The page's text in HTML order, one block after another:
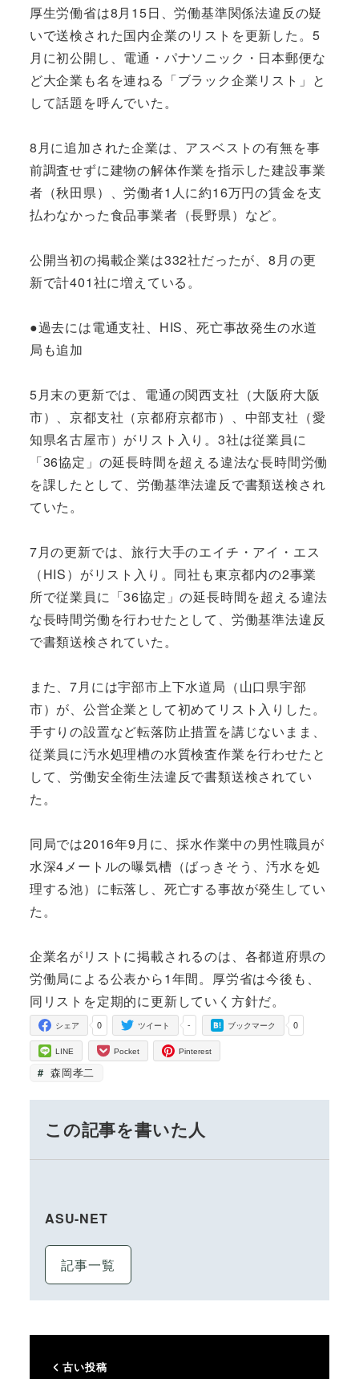
厚生労働省は8月15日、労働基準関係法違反の疑
いで送検された国内企業のリストを更新した。5
月に初公開し、電通・パナソニック・日本郵便な
ど大企業も名を連ねる「ブラック企業リスト」と
して話題を呼んでいた。
8月に追加された企業は、アスベストの有無を事
前調査せずに建物の解体作業を指示した建設事業
者（秋田県）、労働者1人に約16万円の賃金を支
払わなかった食品事業者（長野県）など。
公開当初の掲載企業は332社だったが、8月の更
新で計401社に増えている。
●過去には電通支社、HIS、死亡事故発生の水道
局も追加
5月末の更新では、電通の関西支社（大阪府大阪
市）、京都支社（京都府京都市）、中部支社（愛
知県名古屋市）がリスト入り。3社は従業員に
「36協定」の延長時間を超える違法な長時間労働
を課したとして、労働基準法違反で書類送検され
ていた。
7月の更新では、旅行大手のエイチ・アイ・エス
（HIS）がリスト入り。同社も東京都内の2事業
所で従業員に「36協定」の延長時間を超える違法
な長時間労働を行わせたとして、労働基準法違反
で書類送検されていた。
また、7月には宇部市上下水道局（山口県宇部
市）が、公営企業として初めてリスト入りした。
手すりの設置など転落防止措置を講じないまま、
従業員に汚水処理槽の水質検査作業を行わせたと
して、労働安全衛生法違反で書類送検されてい
た。
同局では2016年9月に、採水作業中の男性職員が
水深4メートルの曝気槽（ばっきそう、汚水を処
理する池）に転落し、死亡する事故が発生してい
た。
企業名がリストに掲載されるのは、各都道府県の
労働局による公表から1年間。厚労省は今後も、
同リストを定期的に更新していく方針だ。
0
シェア -
ツイート 0
ブックマーク
LINE Pocket Pinterest
森岡孝二
この記事を書いた人
ASU-NET
記事一覧
古い投稿